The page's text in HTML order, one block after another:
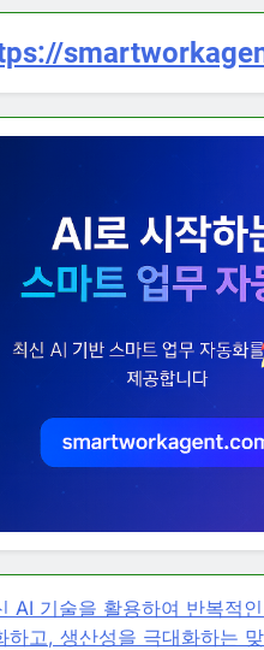
AI 기술을 활용하여 반복적
하고, 생산성을 극대화하는